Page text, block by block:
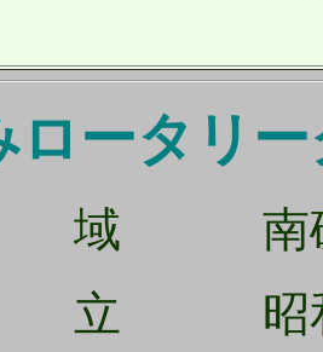
ロータリ
砺市
和５４